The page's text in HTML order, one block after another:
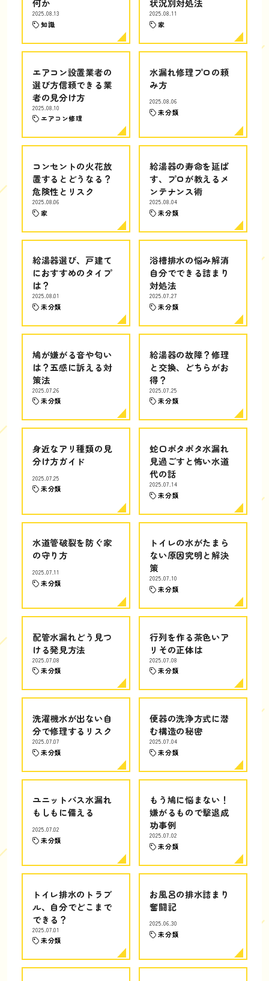
何か
2025.08.13
知識
状況別対処法
2025.08.11
家
エアコン設置業者の
選び方信頼できる業
者の見分け方
2025.08.10
エアコン修理
水漏れ修理プロの頼
み方
2025.08.06
未分類
コンセントの火花放
置するとどうなる？
危険性とリスク
2025.08.06
家
給湯器の寿命を延ば
す、プロが教えるメ
ンテナンス術
2025.08.04
未分類
給湯器選び、戸建て
におすすめのタイプ
は？
2025.08.01
未分類
浴槽排水の悩み解消
自分でできる詰まり
対処法
2025.07.27
未分類
鳩が嫌がる音や匂い
は？五感に訴える対
策法
2025.07.26
未分類
給湯器の故障？修理
と交換、どちらがお
得？
2025.07.25
未分類
身近なアリ種類の見
分け方ガイド
2025.07.25
未分類
蛇口ポタポタ水漏れ
見過ごすと怖い水道
代の話
2025.07.14
未分類
水道管破裂を防ぐ家
の守り方
2025.07.11
未分類
トイレの水がたまら
ない原因究明と解決
策
2025.07.10
未分類
配管水漏れどう見つ
ける発見方法
2025.07.08
未分類
行列を作る茶色いア
リその正体は
2025.07.08
未分類
洗濯機水が出ない自
分で修理するリスク
2025.07.07
未分類
便器の洗浄方式に潜
む構造の秘密
2025.07.04
未分類
ユニットバス水漏れ
もしもに備える
2025.07.02
未分類
もう鳩に悩まない！
嫌がるもので撃退成
功事例
2025.07.02
未分類
トイレ排水のトラブ
ル、自分でどこまで
できる？
2025.07.01
未分類
お風呂の排水詰まり
奮闘記
2025.06.30
未分類